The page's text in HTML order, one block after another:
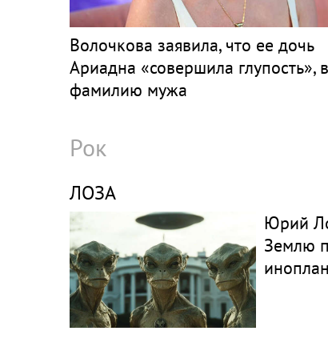
Волочкова заявила, что ее дочь
Ариадна «совершила глупость»,
фамилию мужа
Рок
ЛОЗА
Юрий
Землю